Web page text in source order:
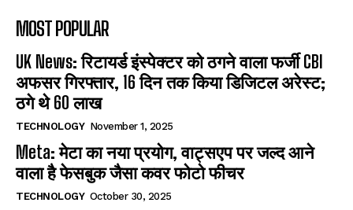
MOST POPULAR
UK News: रिटायर्ड इंस्पेक्टर को ठगने वाला फर्जी CBI
अफसर गिरफ्तार, 16 दिन तक किया डिजिटल अरेस्ट;
ठगे थे 60 लाख
TECHNOLOGY November 1, 2025
Meta: मेटा का नया प्रयोग, वाट्सएप पर जल्द आने
वाला है फेसबुक जैसा कवर फोटो फीचर
TECHNOLOGY October 30, 2025